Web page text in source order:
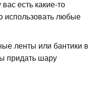
есть какие-то
использовать любые
ленты или бантики в
придать шару